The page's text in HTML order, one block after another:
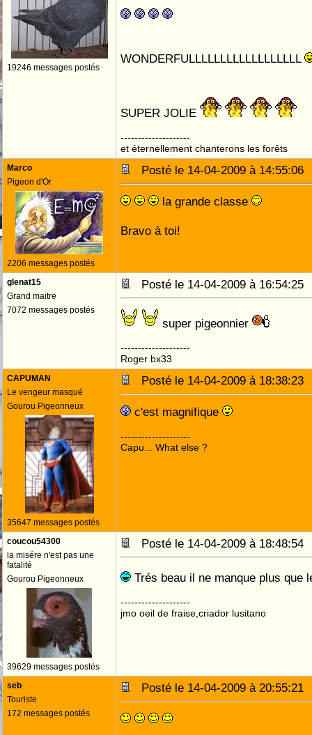
19246 messages postés
WONDERFULLLLLLLLLLLLLLLLLL
SUPER JOLIE
--------------------
et éternellement chanterons les forêts
Marco
Pigeon d'Or
2206 messages postés
Posté le 14-04-2009 à
la grande classe
Bravo à toi!
glenat15
Grand maitre
7072 messages postés
Posté le 14-04-2009 à
super pigeonnier
--------------------
Roger bx33
CAPUMAN
Le vengeur masqué
Gourou Pigeonneux
35647 messages postés
Posté le 14-04-2009 à
c'est magnifique
--------------------
Capu... What else ?
coucou54300
la misére n'est pas une
fatalité
Gourou Pigeonneux
39629 messages postés
Posté le 14-04-2009 à
Trés beau il ne manque plus que
--------------------
jmo oeil de fraise,criador lusitano
seb
Touriste
172 messages postés
Posté le 14-04-2009 à